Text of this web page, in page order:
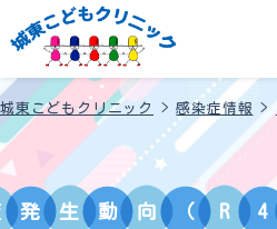
城東こどもクリニック >感染症情報 >
発 生 動 向 （ R 4